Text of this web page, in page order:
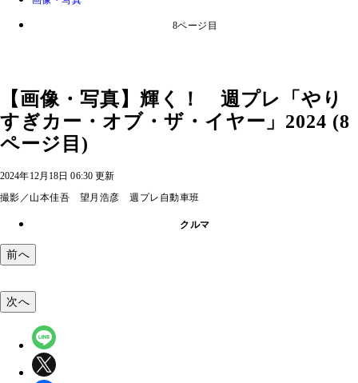
8ページ目
【画像・写真】輝く！ 週プレ「やり
すぎカー・オブ・ザ・イヤー」2024 (8
ページ目)
2024年12月18日 06:30 更新
撮影／山本佳吾 望月浩彦 週プレ自動車班
クルマ
前へ
次へ